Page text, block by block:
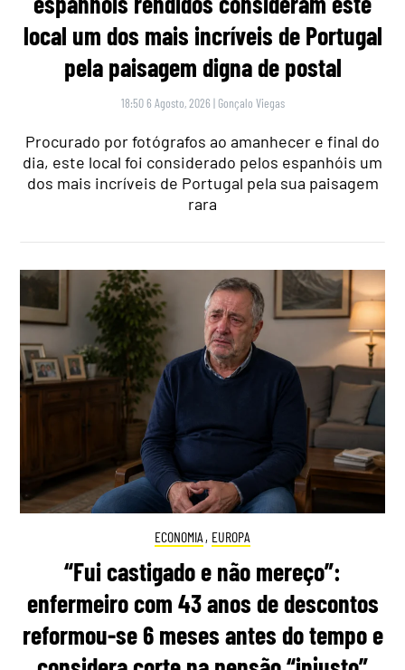
local um dos mais incríveis de Portugal
pela paisagem digna de postal
18:50 6 Agosto, 2026 | Gonçalo Viegas
Procurado por fotógrafos ao amanhecer e final do
dia, este local foi considerado pelos espanhóis um
dos mais incríveis de Portugal pela sua paisagem
rara
ECONOMIA , EUROPA
“Fui castigado e não mereço”:
enfermeiro com 43 anos de descontos
reformou-se 6 meses antes do tempo e